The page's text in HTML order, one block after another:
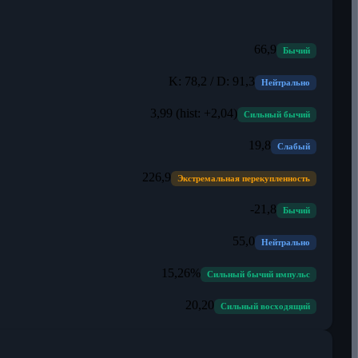
66,9 Бычий
K: 78,2 / D: 91,3 Нейтрально
3,99 (hist: +2,04) Сильный бычий
19,8 Слабый
226,9 Экстремальная перекупленность
-21,8 Бычий
55,0 Нейтрально
15,26% Сильный бычий импульс
20,20 Сильный восходящий